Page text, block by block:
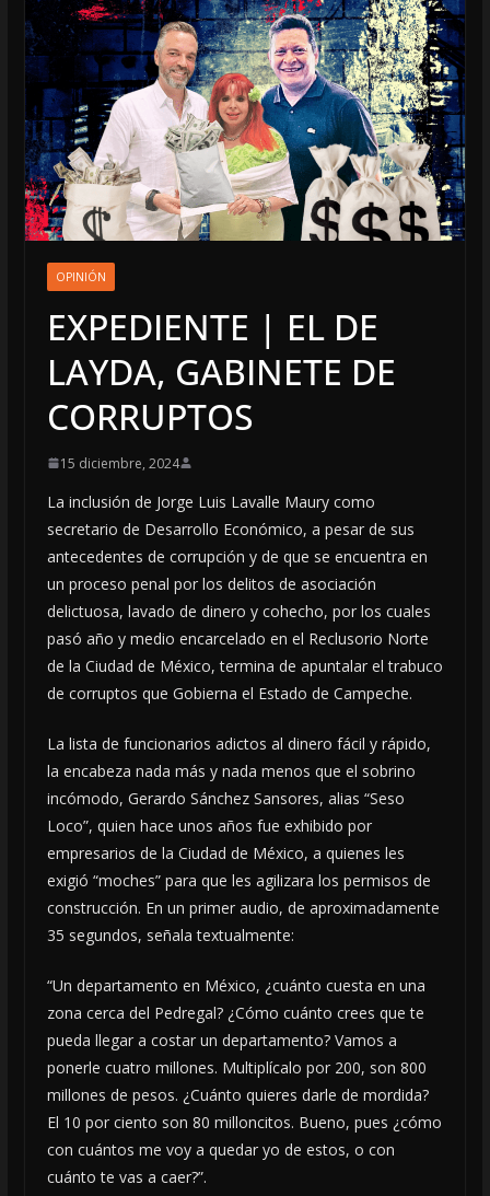
OPINIÓN
EXPEDIENTE | EL DE
LAYDA, GABINETE DE
CORRUPTOS
15 diciembre, 2024
La inclusión de Jorge Luis Lavalle Maury como
secretario de Desarrollo Económico, a pesar de sus
antecedentes de corrupción y de que se encuentra en
un proceso penal por los delitos de asociación
delictuosa, lavado de dinero y cohecho, por los cuales
pasó año y medio encarcelado en el Reclusorio Norte
de la Ciudad de México, termina de apuntalar el trabuco
de corruptos que Gobierna el Estado de Campeche.
La lista de funcionarios adictos al dinero fácil y rápido,
la encabeza nada más y nada menos que el sobrino
incómodo, Gerardo Sánchez Sansores, alias “Seso
Loco”, quien hace unos años fue exhibido por
empresarios de la Ciudad de México, a quienes les
exigió “moches” para que les agilizara los permisos de
construcción. En un primer audio, de aproximadamente
35 segundos, señala textualmente:
“Un departamento en México, ¿cuánto cuesta en una
zona cerca del Pedregal? ¿Cómo cuánto crees que te
pueda llegar a costar un departamento? Vamos a
ponerle cuatro millones. Multiplícalo por 200, son 800
millones de pesos. ¿Cuánto quieres darle de mordida?
El 10 por ciento son 80 milloncitos. Bueno, pues ¿cómo
con cuántos me voy a quedar yo de estos, o con
cuánto te vas a caer?”.